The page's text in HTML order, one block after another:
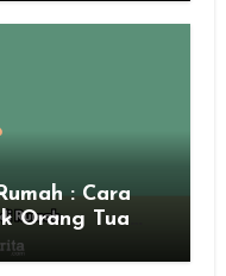
: Cara
Orang Tua